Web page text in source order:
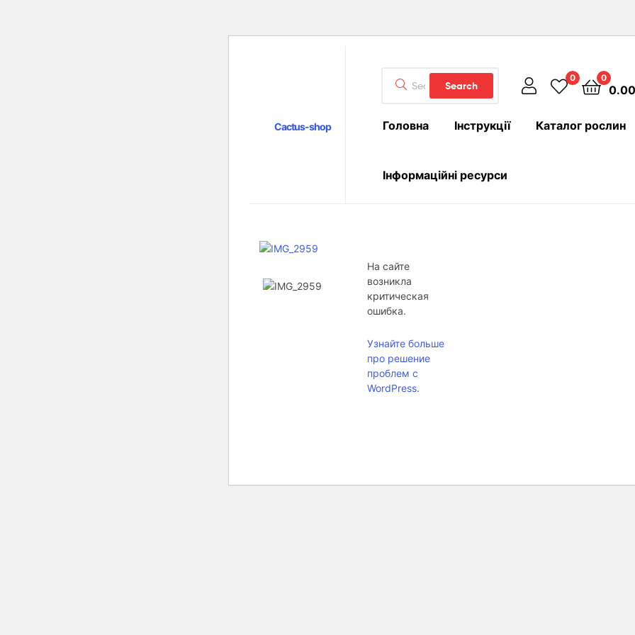
Cactus-shop
for:
Search
0 0
0.00
Головна Інструкції Каталог рослин
Інформаційні ресурси
На сайте
возникла
критическая
ошибка.
Узнайте больше
про решение
проблем с
WordPress.